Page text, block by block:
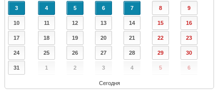
3 4 5 6 7 8 9
10 11 12 13 14 15 16
17 18 19 20 21 22 23
24 25 26 27 28 29 30
31 1 2 3 4 5 6
Сегодня